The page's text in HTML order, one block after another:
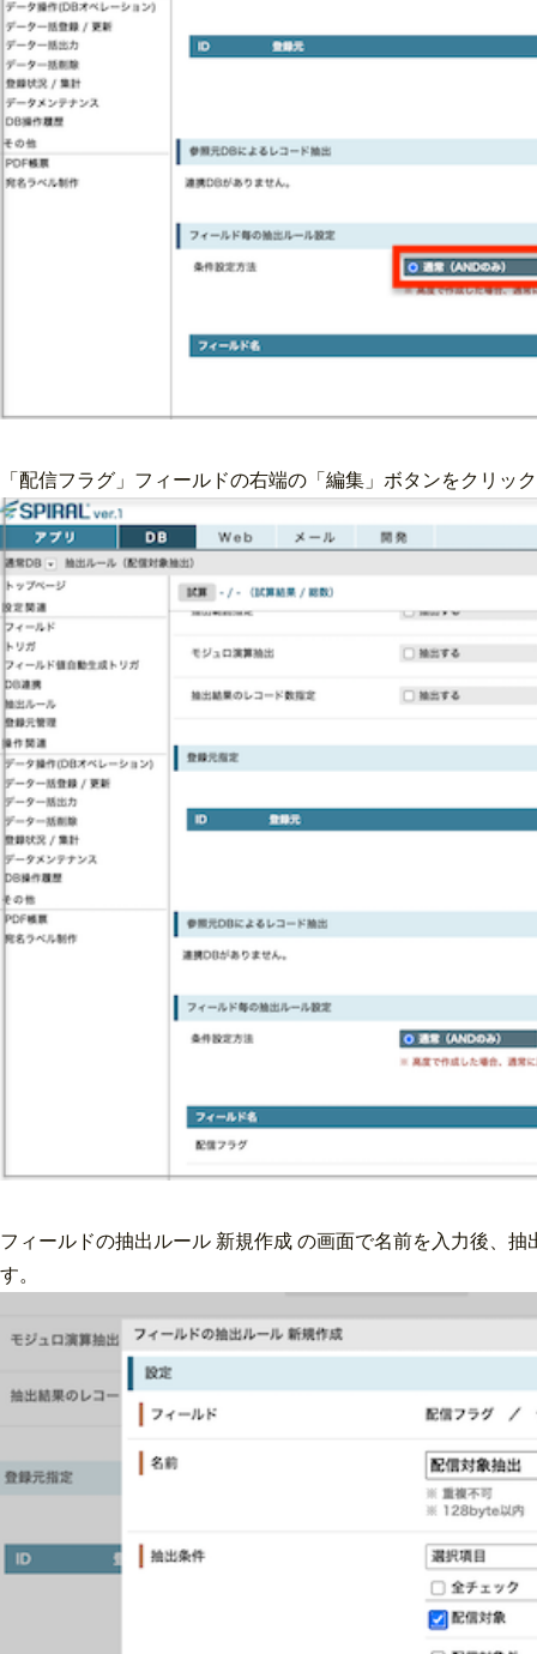
「配信フラグ」フィールドの右端の「編集」ボタンをクリッ
フィールドの抽出ルール 新規作成 の画面で名前を入力後、
す。